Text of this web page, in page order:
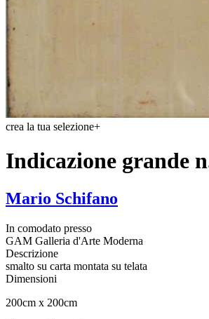
crea la tua selezione+
Indicazione grande
Mario Schifano
In comodato presso
GAM Galleria d'Arte Moderna
Descrizione
smalto su carta montata su telata
Dimensioni
200cm x 200cm